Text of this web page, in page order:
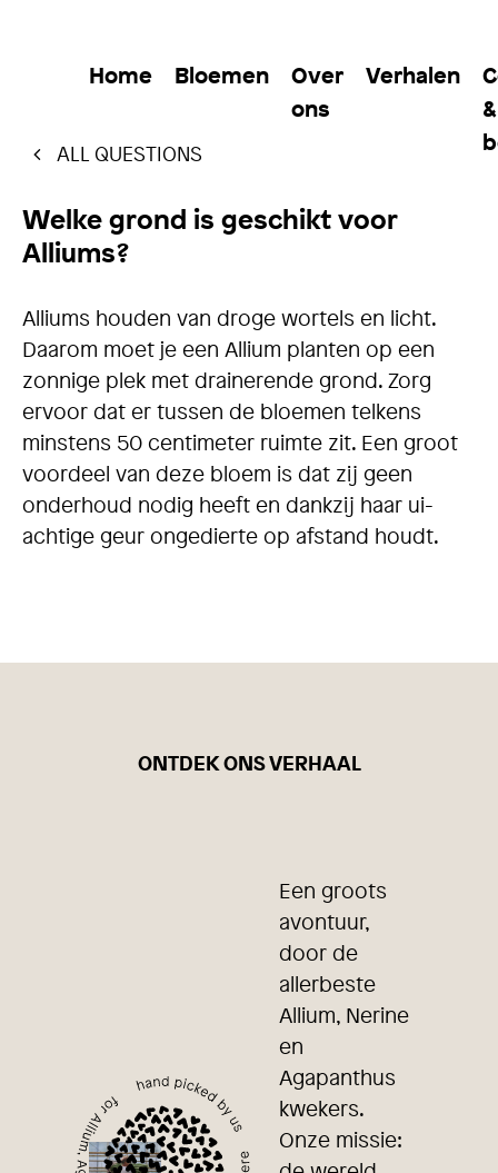
Home Bloemen
Over
ons
Verhalen
&
ALL QUESTIONS
Welke grond is geschikt voor
Alliums?
Alliums houden van droge wortels en licht.
Daarom moet je een Allium planten op een
zonnige plek met drainerende grond. Zorg
ervoor dat er tussen de bloemen telkens
minstens 50 centimeter ruimte zit. Een groot
voordeel van deze bloem is dat zij geen
onderhoud nodig heeft en dankzij haar ui-
achtige geur ongedierte op afstand houdt.
ONTDEK ONS VERHAAL
Een groots
avontuur,
door de
allerbeste
Allium, Nerine
en
Agapanthus
kwekers.
Onze missie: